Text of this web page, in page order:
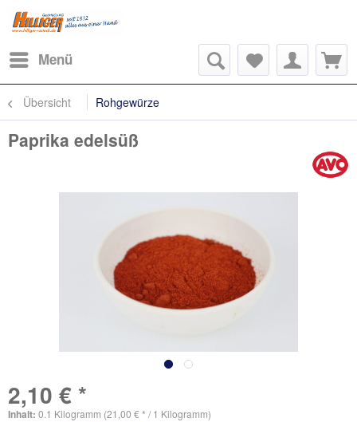
Menü
Übersicht Rohgewürze
Paprika edelsüß
2,10 € *
Inhalt: 0.1 Kilogramm (21,00 € * / 1 Kilogramm)